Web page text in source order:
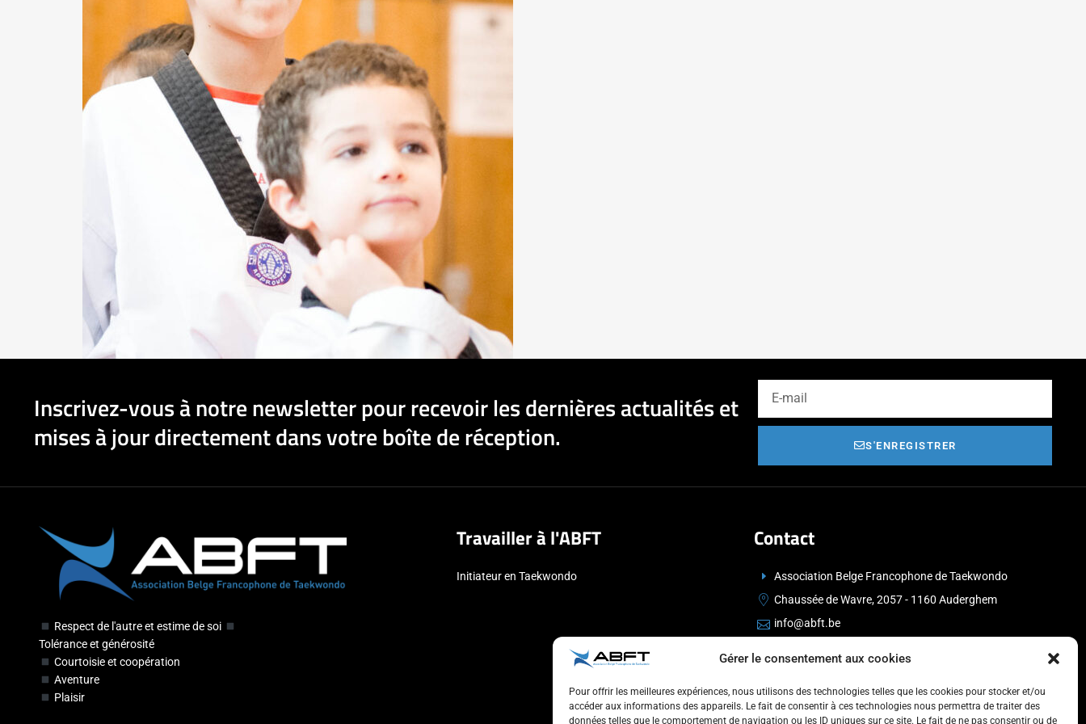
Gérer le consentement aux cookies
Pour offrir les meilleures expériences, nous utilisons des technologies telles que les cookies pour stocker et/ou
accéder aux informations des appareils. Le fait de consentir à ces technologies nous permettra de traiter des
données telles que le comportement de navigation ou les ID uniques sur ce site. Le fait de ne pas consentir ou de
Inscrivez-vous à notre newsletter pour recevoir les dernières actualités et
mises à jour directement dans votre boîte de réception.
S'ENREGISTRER
Respect de l'autre et estime de soi
Tolérance et générosité
Courtoisie et coopération
Aventure
Plaisir
Travailler à l'ABFT
Initiateur en Taekwondo
Contact
Association Belge Francophone de Taekwondo
Chaussée de Wavre, 2057 - 1160 Auderghem
info@abft.be